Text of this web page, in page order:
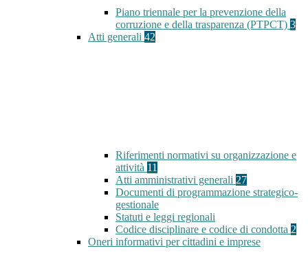
Piano triennale per la prevenzione della
corruzione e della trasparenza (PTPCT) 3
Atti generali 42
Riferimenti normativi su organizzazione e
attività 11
Atti amministrativi generali 27
Documenti di programmazione strategico-
gestionale
Statuti e leggi regionali
Codice disciplinare e codice di condotta 2
Oneri informativi per cittadini e imprese